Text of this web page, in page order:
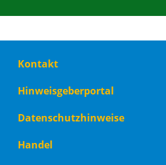
Footer
menu
Kontakt
Hinweisgeberportal
Datenschutzhinweise
Handel